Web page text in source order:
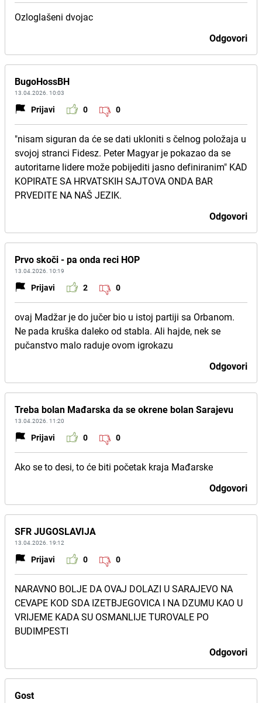
Ozloglašeni dvojac
Odgovori
BugoHossBH
13.04.2026. 10:03
Prijavi 0 0
"nisam siguran da će se dati ukloniti s čelnog položaja u
svojoj stranci Fidesz. Peter Magyar je pokazao da se
autoritarne lidere može pobijediti jasno definiranim" KAD
KOPIRATE SA HRVATSKIH SAJTOVA ONDA BAR
PRVEDITE NA NAŠ JEZIK.
Odgovori
Prvo skoči - pa onda reci HOP
13.04.2026. 10:19
Prijavi 2 0
ovaj Madžar je do jučer bio u istoj partiji sa Orbanom.
Ne pada kruška daleko od stabla. Ali hajde, nek se
pučanstvo malo raduje ovom igrokazu
Odgovori
Treba bolan Mađarska da se okrene bolan Sarajevu
13.04.2026. 11:20
Prijavi 0 0
Ako se to desi, to će biti početak kraja Mađarske
Odgovori
SFR JUGOSLAVIJA
13.04.2026. 19:12
Prijavi 0 0
NARAVNO BOLJE DA OVAJ DOLAZI U SARAJEVO NA
CEVAPE KOD SDA IZETBJEGOVICA I NA DZUMU KAO U
VRIJEME KADA SU OSMANLIJE TUROVALE PO
BUDIMPESTI
Odgovori
Gost